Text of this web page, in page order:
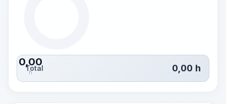
0,00
h
Total 0,00 h